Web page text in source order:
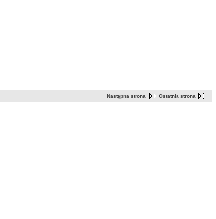
Następna strona Ostatnia strona